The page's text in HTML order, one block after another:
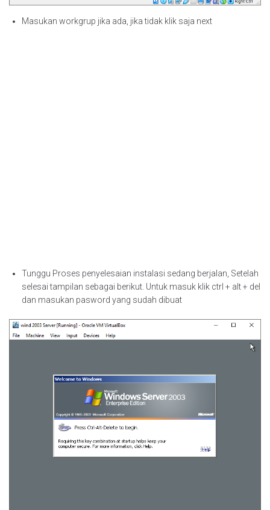
Masukan workgrup jika ada, jika tidak klik saja next
Tunggu Proses penyelesaian instalasi sedang berjalan, Setelah
selesai tampilan sebagai berikut. Untuk masuk klik ctrl + alt + del
dan masukan pasword yang sudah dibuat